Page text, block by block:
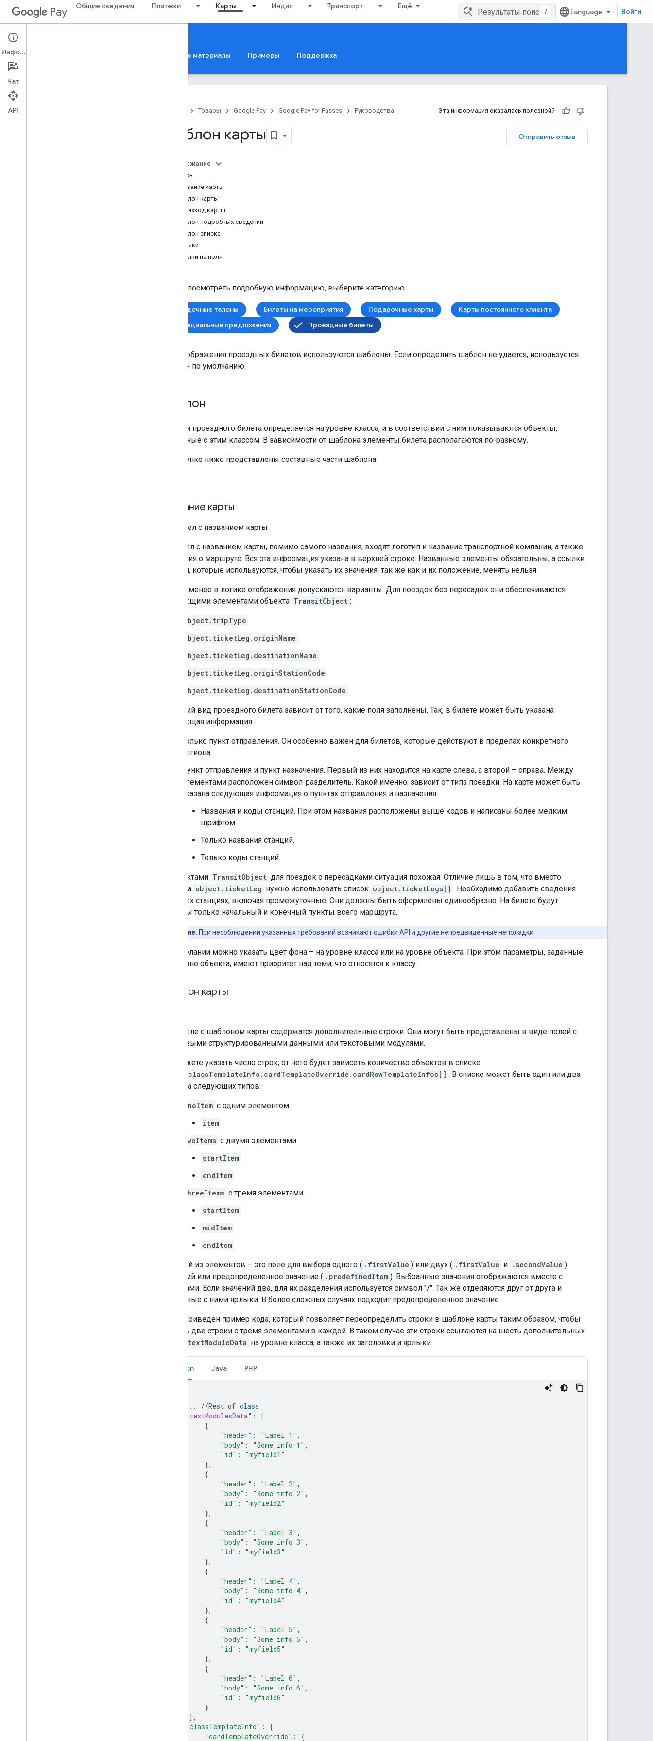
Pay Общие сведения Платежи Карты Индия Транспорт Ещё
/ Войти
Google Pay for Passes
Главная страница Справочные материалы Примеры Поддержка
Товары Google Pay Google Pay for Passes Руководства Эта информация оказалась полезной?
Отправить отзыв
Шаблон карты
Содержание
Шаблон
Название карты
Шаблон карты
Штрихкод карты
Шаблон подробных сведений
Шаблон списка
Ярлыки
Ссылки на поля
Чтобы посмотреть подробную информацию, выберите категорию.
Посадочные талоны Билеты на мероприятия Подарочные карты
Карты постоянного клиента
Специальные предложения
Проездные билеты
Для отображения проездных билетов используются шаблоны. Если определить шаблон не удается, используется
шаблон по умолчанию.
Шаблон
Шаблон проездного билета определяется на уровне класса, и в соответствии с ним показываются объекты,
связанные с этим классом. В зависимости от шаблона элементы билета располагаются по-разному.
На рисунке ниже представлены составные части шаблона.
Название карты
В раздел с названием карты, помимо самого названия, входят логотип и название транспортной компании, а также
сведения о маршруте. Вся эта информация указана в верхней строке. Названные элементы обязательны, а ссылки
на поля, которые используются, чтобы указать их значения, так же как и их положение, менять нельзя.
Тем не менее в логике отображения допускаются варианты. Для поездок без пересадок они обеспечиваются
следующими элементами объекта TransitObject :
object.tripType
object.ticketLeg.originName
object.ticketLeg.destinationName
object.ticketLeg.originStationCode
object.ticketLeg.destinationStationCode
Внешний вид проездного билета зависит от того, какие поля заполнены. Так, в билете может быть указана
следующая информация:
Только пункт отправления. Он особенно важен для билетов, которые действуют в пределах конкретного
региона.
Пункт отправления и пункт назначения. Первый из них находится на карте слева, а второй – справа. Между
элементами расположен символ-разделитель. Какой именно, зависит от типа поездки. На карте может быть
указана следующая информация о пунктах отправления и назначения:
Названия и коды станций. При этом названия расположены выше кодов и написаны более мелким
шрифтом.
Только названия станций.
Только коды станций.
С объектами TransitObject для поездок с пересадками ситуация похожая. Отличие лишь в том, что вместо
объекта object.ticketLeg нужно использовать список object.ticketLegs[] . Необходимо добавить сведения
обо всех станциях, включая промежуточные. Они должны быть оформлены единообразно. На билете будут
указаны только начальный и конечный пункты всего маршрута.
Примечание. При несоблюдении указанных требований возникают ошибки API и другие непредвиденные неполадки.
При желании можно указать цвет фона – на уровне класса или на уровне объекта. При этом параметры, заданные
на уровне объекта, имеют приоритет над теми, что относятся к классу.
Шаблон карты
В разделе с шаблоном карты содержатся дополнительные строки. Они могут быть представлены в виде полей с
текстовыми структурированными данными или текстовыми модулями.
Вы можете указать число строк; от него будет зависеть количество объектов в списке
class.classTemplateInfo.cardTemplateOverride.cardRowTemplateInfos[] . В списке может быть один или два
объекта следующих типов:
oneItem с одним элементом:
item
twoItems с двумя элементами:
startItem
endItem
threeItems с тремя элементами:
startItem
midItem
endItem
Каждый из элементов – это поле для выбора одного ( .firstValue ) или двух ( .firstValue и .secondValue )
значений или предопределенное значение ( .predefinedItem ). Выбранные значения отображаются вместе с
ярлыками. Если значений два, для их разделения используется символ "/". Так же отделяются друг от друга и
связанные с ними ярлыки. В более сложных случаях подходит предопределенное значение.
Ниже приведен пример кода, который позволяет переопределить строки в шаблоне карты таким образом, чтобы
указать две строки с тремя элементами в каждой. В таком случае эти строки ссылаются на шесть дополнительных
textModuleData на уровне класса, а также их заголовки и ярлыки.
Python Java PHP
...
//Rest of class
textModulesData": [
{
"header" : "Label 1" ,
"body" : "Some info 1" ,
"id" :
"myfield1"
},
{
"header" : "Label 2" ,
"body" : "Some info 2" ,
"id" :
"myfield2"
},
{
"header" : "Label 3" ,
"body" : "Some info 3" ,
"id" :
"myfield3"
},
{
"header" : "Label 4" ,
"body" : "Some info 4" ,
"id" :
"myfield4"
},
{
"header" : "Label 5" ,
"body" : "Some info 5" ,
"id" :
"myfield5"
},
{
"header" : "Label 6" ,
"body" : "Some info 6" ,
"id" :
"myfield6"
}
],
"classTemplateInfo" :
{
"cardTemplateOverride" : {
Информация
Чат
API